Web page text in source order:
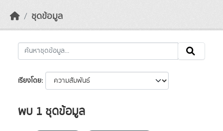
ชุดข้อมูล
เรียงโดย
พบ 1 ชุดข้อมูล